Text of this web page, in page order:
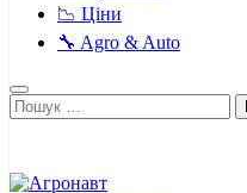
📉 Ціни
🔧 Agro & Auto
Пошук: